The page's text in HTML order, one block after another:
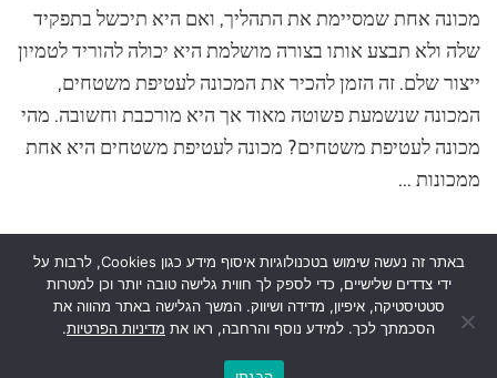
משטחים
מכונה אחת שמסיימת את התהליך, ואם היא תיכשל בתפקיד
שלה ולא תבצע אותו בצורה מושלמת היא יכולה להוריד לטמיון
ייצור שלם. זה הזמן להכיר את המכונה לעטיפת משטחים,
המכונה שנשמעת פשוטה מאוד אך היא מורכבת וחשובה. מהי
מכונה לעטיפת משטחים? מכונה לעטיפת משטחים היא אחת
ממכונות …
.מופעל באמצעות
באתר זה נעשה שימוש בטכנולוגיות איסוף מידע כגון Cookies, לרבות על
ידי צדדים שלישיים, כדי לספק לך חווית גלישה טובה יותר וכן למטרות
סטטיסטיקה, איפיון, מדידה ושיווק. המשך הגלישה באתר מהווה את
הסכמתך לכך. למידע נוסף והרחבה, ראו את מדיניות הפרטיות.